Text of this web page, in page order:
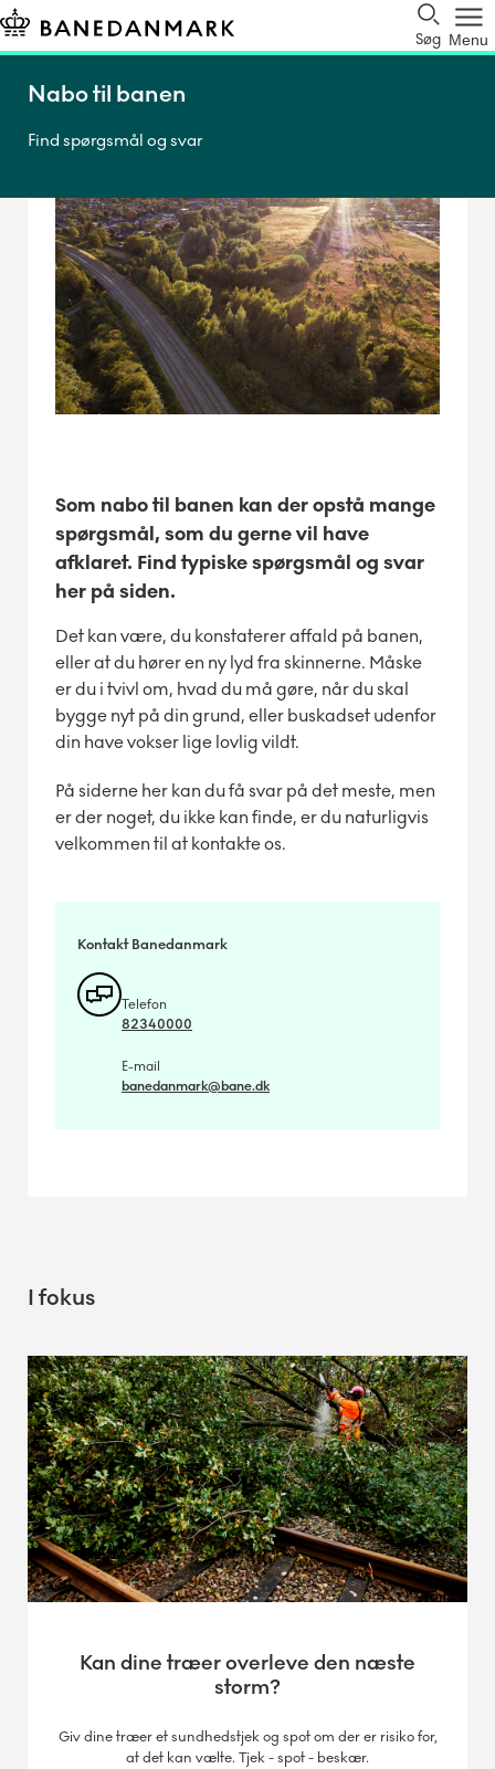
Søg Menu
Nabo til banen
Find spørgsmål og svar
Som nabo til banen kan der opstå mange
spørgsmål, som du gerne vil have
afklaret. Find typiske spørgsmål og svar
her på siden.
Det kan være, du konstaterer affald på banen,
eller at du hører en ny lyd fra skinnerne. Måske
er du i tvivl om, hvad du må gøre, når du skal
bygge nyt på din grund, eller buskadset udenfor
din have vokser lige lovlig vildt.
På siderne her kan du få svar på det meste, men
er der noget, du ikke kan finde, er du naturligvis
velkommen til at kontakte os.
Kontakt Banedanmark
Telefon
82340000
E-mail
banedanmark@bane.dk
I fokus
Kan dine træer overleve den næste
storm?
Giv dine træer et sundhedstjek og spot om der er risiko for,
at det kan vælte. Tjek - spot - beskær.